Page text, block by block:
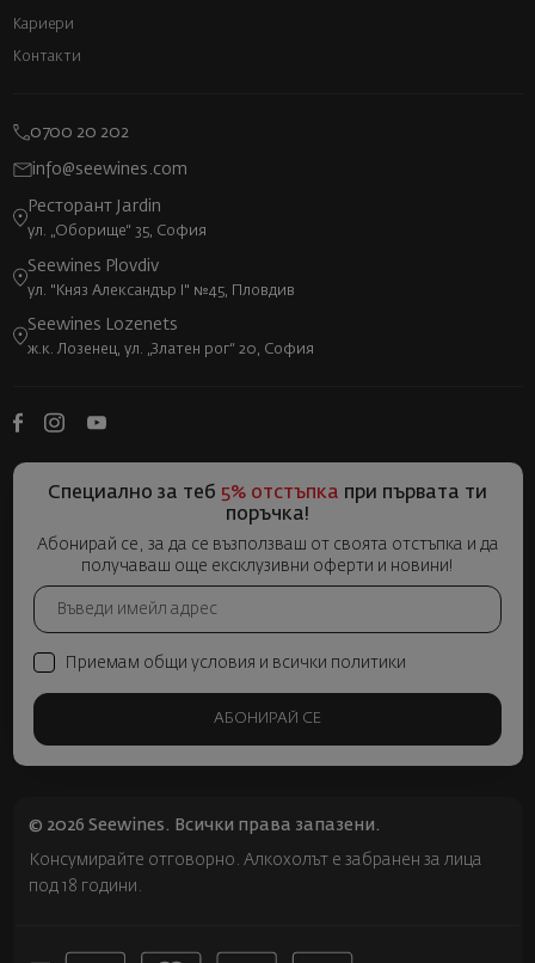
Кариери
Контакти
0700 20 202
info@seewines.com
Ресторант Jardin
ул. „Оборище“ 35, София
Seewines Plovdiv
ул. "Княз Александър I" №45, Пловдив
Seewines Lozenets
ж.к. Лозенец, ул. „Златен рог“ 20, София
Специално за теб 5% отстъпка при първата ти
поръчка!
Абонирай се, за да се възползваш от своята отстъпка и да
получаваш още ексклузивни оферти и новини!
Приемам общи условия и всички политики
АБОНИРАЙ СЕ
© 2026 Seewines. Всички права запазени.
Консумирайте отговорно. Алкохолът е забранен за лица
под 18 години.